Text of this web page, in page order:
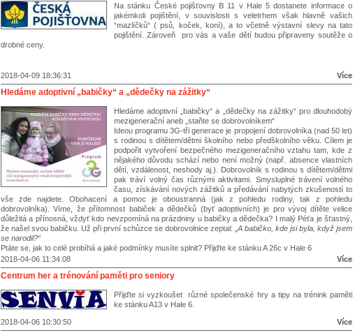
Na stánku České pojišťovny B 11 v Hale 5 dostanete informace o
jakémkoli pojištění, v souvislosti s veletrhem však hlavně vašich
“mazlíčků“ ( psů, koček, koní), a to včetně výstavní slevy na tato
pojištění. Zároveň pro vás a vaše dětí budou připraveny soutěže o
drobné ceny.
2018-04-09 18:36:31 Více
Hledáme adoptivní „babičky“ a „dědečky na zážitky“
Hledáme adoptivní „babičky“ a „dědečky na zážitky“ pro dlouhodobý
mezigenerační aneb „staňte se dobrovolníkem“
Ideou programu 3G-tři generace je propojení dobrovolníka (nad 50 let)
s rodinou s dítětem/dětmi školního nebo předškolního věku. Cílem je
podpořit vytvoření bezpečného mezigeneračního vztahu tam, kde z
nějakého důvodu schází nebo není možný (např. absence vlastních
dětí, vzdálenost, neshody aj.). Dobrovolník s rodinou s dítětem/dětmi
pak tráví volný čas různými aktivitami. Smysluplné trávení volného
času, získávání nových zážitků a předávání nabytých zkušeností to
vše zde najdete. Obohacení a pomoc je oboustranná (jak z pohledu rodiny, tak z pohledu
dobrovolníka). Víme, že přítomnost babiček a dědečků (byť adoptivních) je pro vývoj dítěte velice
důležitá a přínosná, vždyť kdo nevzpomíná na prázdniny u babičky a dědečka? I malý Péťa je šťastný,
že našel svou babičku. Už při první schůzce se dobrovolnice zeptal: „ A babičko, kde jsi byla, když jsem
se narodil?“
Ptáte se, jak to celé probíhá a jaké podmínky musíte splnit? Přijďte ke stánku A 26c v Hale 6
2018-04-06 11:34:08
Více
Centrum her a trénování paměti pro seniory
Přijďte si vyzkoušet různé společenské hry a tipy na trénink paměti
ke stánku A13 v Hale 6.
2018-04-06 10:30:50 Více